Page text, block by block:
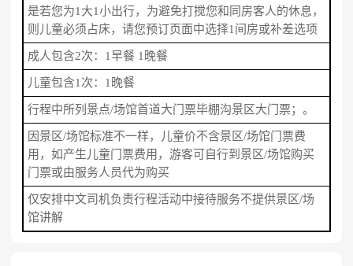
是若您为1大1小出行，为避免打搅您和同房客人的休息，
则儿童必须占床，请您预订页面中选择1间房或补差选项
成人包含2次：1早餐 1晚餐
儿童包含1次：1晚餐
行程中所列景点/场馆首道大门票毕棚沟景区大门票；。
因景区/场馆标准不一样，儿童价不含景区/场馆门票费
用，如产生儿童门票费用，游客可自行到景区/场馆购买
门票或由服务人员代为购买
仅安排中文司机负责行程活动中接待服务不提供景区/场
馆讲解